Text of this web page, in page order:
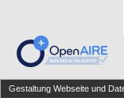
Gestaltung Webseite und